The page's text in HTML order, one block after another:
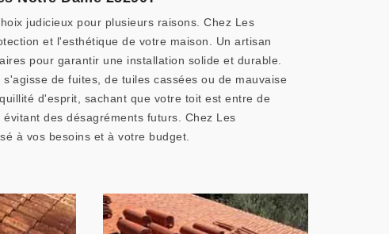
judicieux pour plusieurs raisons. Chez Les
et l'esthétique de votre maison. Un artisan
pour garantir une installation solide et durable.
de fuites, de tuiles cassées ou de mauvaise
d'esprit, sachant que votre toit est entre de
des désagréments futurs. Chez Les
à vos besoins et à votre budget.